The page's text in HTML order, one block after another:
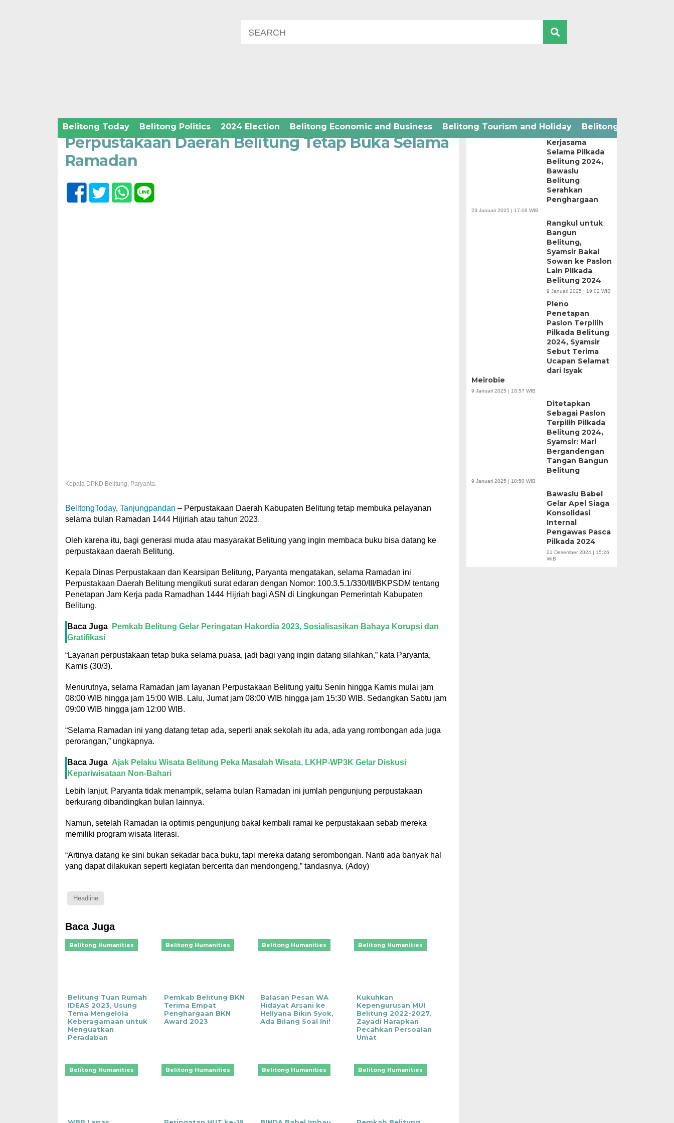
Belitong Today Belitong Politics 2024 Election Belitong Economic and Business Belitong Tourism and Holiday Belitong Technology
Kamis, 30 Maret 2023 - 16:05 WIB
Perpustakaan Daerah Belitung Tetap Buka Selama
Ramadan
Kepala DPKD Belitung, Paryanta.
BelitongToday, Tanjungpandan – Perpustakaan Daerah Kabupaten Belitung tetap membuka pelayanan
selama bulan Ramadan 1444 Hijiriah atau tahun 2023.
Oleh karena itu, bagi generasi muda atau masyarakat Belitung yang ingin membaca buku bisa datang ke
perpustakaan daerah Belitung.
Kepala Dinas Perpustakaan dan Kearsipan Belitung, Paryanta mengatakan, selama Ramadan ini
Perpustakaan Daerah Belitung mengikuti surat edaran dengan Nomor: 100.3.5.1/330/III/BKPSDM tentang
Penetapan Jam Kerja pada Ramadhan 1444 Hijriah bagi ASN di Lingkungan Pemerintah Kabupaten
Belitung.
Baca Juga
Pemkab Belitung Gelar Peringatan Hakordia 2023, Sosialisasikan Bahaya Korupsi dan
Gratifikasi
“Layanan perpustakaan tetap buka selama puasa, jadi bagi yang ingin datang silahkan,” kata Paryanta,
Kamis (30/3).
Menurutnya, selama Ramadan jam layanan Perpustakaan Belitung yaitu Senin hingga Kamis mulai jam
08:00 WIB hingga jam 15:00 WIB. Lalu, Jumat jam 08:00 WIB hingga jam 15:30 WIB. Sedangkan Sabtu jam
09:00 WIB hingga jam 12:00 WIB.
“Selama Ramadan ini yang datang tetap ada, seperti anak sekolah itu ada, ada yang rombongan ada juga
perorangan,” ungkapnya.
Baca Juga Ajak Pelaku Wisata Belitung Peka Masalah Wisata, LKHP-WP3K Gelar Diskusi
Kepariwisataan Non-Bahari
Lebih lanjut, Paryanta tidak menampik, selama bulan Ramadan ini jumlah pengunjung perpustakaan
berkurang dibandingkan bulan lainnya.
Namun, setelah Ramadan ia optimis pengunjung bakal kembali ramai ke perpustakaan sebab mereka
memiliki program wisata literasi.
“Artinya datang ke sini bukan sekadar baca buku, tapi mereka datang serombongan. Nanti ada banyak hal
yang dapat dilakukan seperti kegiatan bercerita dan mendongeng,” tandasnya. (Adoy)
Headline
Baca Juga
Belitong Humanities
Belitung Tuan Rumah
IDEAS 2023, Usung
Tema Mengelola
Keberagamaan untuk
Menguatkan
Peradaban
Belitong Humanities
Pemkab Belitung BKN
Terima Empat
Penghargaan BKN
Award 2023
Belitong Humanities
‎Balasan Pesan WA
Hidayat Arsani ke
Hellyana Bikin Syok,
Ada Bilang Soal Ini!
Belitong Humanities
Kukuhkan
Kepengurusan MUI
Belitung 2022-2027,
Zayadi Harapkan
Pecahkan Persoalan
Umat
Belitong Humanities Belitong Humanities Belitong Humanities Belitong Humanities
Apresiasi
Kerjasama
Selama Pilkada
Belitung 2024,
Bawaslu
Belitung
Serahkan
Penghargaan
23 Januari 2025 | 17:08 WIB
Rangkul untuk
Bangun
Belitung,
Syamsir Bakal
Sowan ke Paslon
Lain Pilkada
Belitung 2024
9 Januari 2025 | 19:02 WIB
Pleno
Penetapan
Paslon Terpilih
Pilkada Belitung
2024, Syamsir
Sebut Terima
Ucapan Selamat
dari Isyak
Meirobie
9 Januari 2025 | 18:57 WIB
Ditetapkan
Sebagai Paslon
Terpilih Pilkada
Belitung 2024,
Syamsir: Mari
Bergandengan
Tangan Bangun
Belitung
9 Januari 2025 | 18:50 WIB
Bawaslu Babel
Gelar Apel Siaga
Konsolidasi
Internal
Pengawas Pasca
Pilkada 2024
21 Desember 2024 | 15:26
WIB